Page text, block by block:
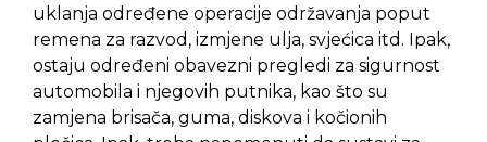
uklanja određene operacije održavanja poput
remena za razvod, izmjene ulja, svjećica itd. Ipak,
ostaju određeni obavezni pregledi za sigurnost
automobila i njegovih putnika, kao što su
zamjena brisača, guma, diskova i kočionih